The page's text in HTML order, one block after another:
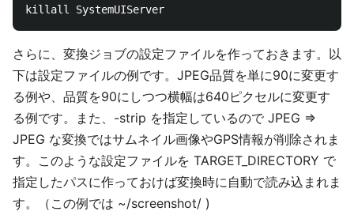
さらに、変換ジョブの設定ファイルを作っておきます。以
下は設定ファイルの例です。JPEG品質を単に90に変更す
る例や、品質を90にしつつ横幅は640ピクセルに変更す
る例です。また、-strip を指定しているので JPEG ⇒
JPEG な変換ではサムネイル画像やGPS情報が削除されま
す。このような設定ファイルを TARGET_DIRECTORY で
指定したパスに作っておけば変換時に自動で読み込まれま
す。（この例では ~/screenshot/ )